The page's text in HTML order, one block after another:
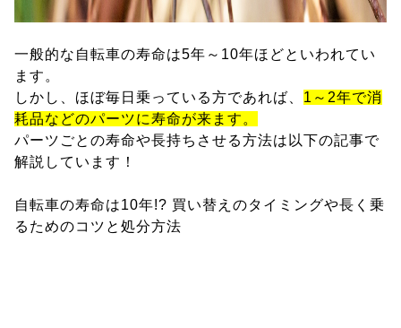
一般的な自転車の寿命は5年～10年ほどといわれてい
ます。
しかし、ほぼ毎日乗っている方であれば、 1～2年で消
耗品などのパーツに寿命が来ます。
パーツごとの寿命や長持ちさせる方法は以下の記事で
解説しています！
自転車の寿命は10年!? 買い替えのタイミングや長く乗
るためのコツと処分方法